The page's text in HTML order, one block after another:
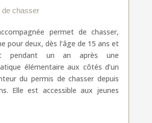
de chasser
permet de chasser,
pour deux, dès l’âge de 15 ans et
pendant un an après une
élémentaire aux côtés d’un
du permis de chasser depuis
Elle est accessible aux jeunes